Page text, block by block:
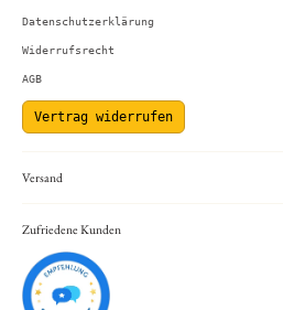
Datenschutzerklärung
Widerrufsrecht
AGB
Vertrag widerrufen
Versand
Zufriedene Kunden